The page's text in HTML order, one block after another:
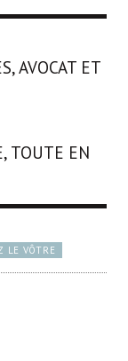
AVOCAT ET
TOUTE EN
LE VÔTRE